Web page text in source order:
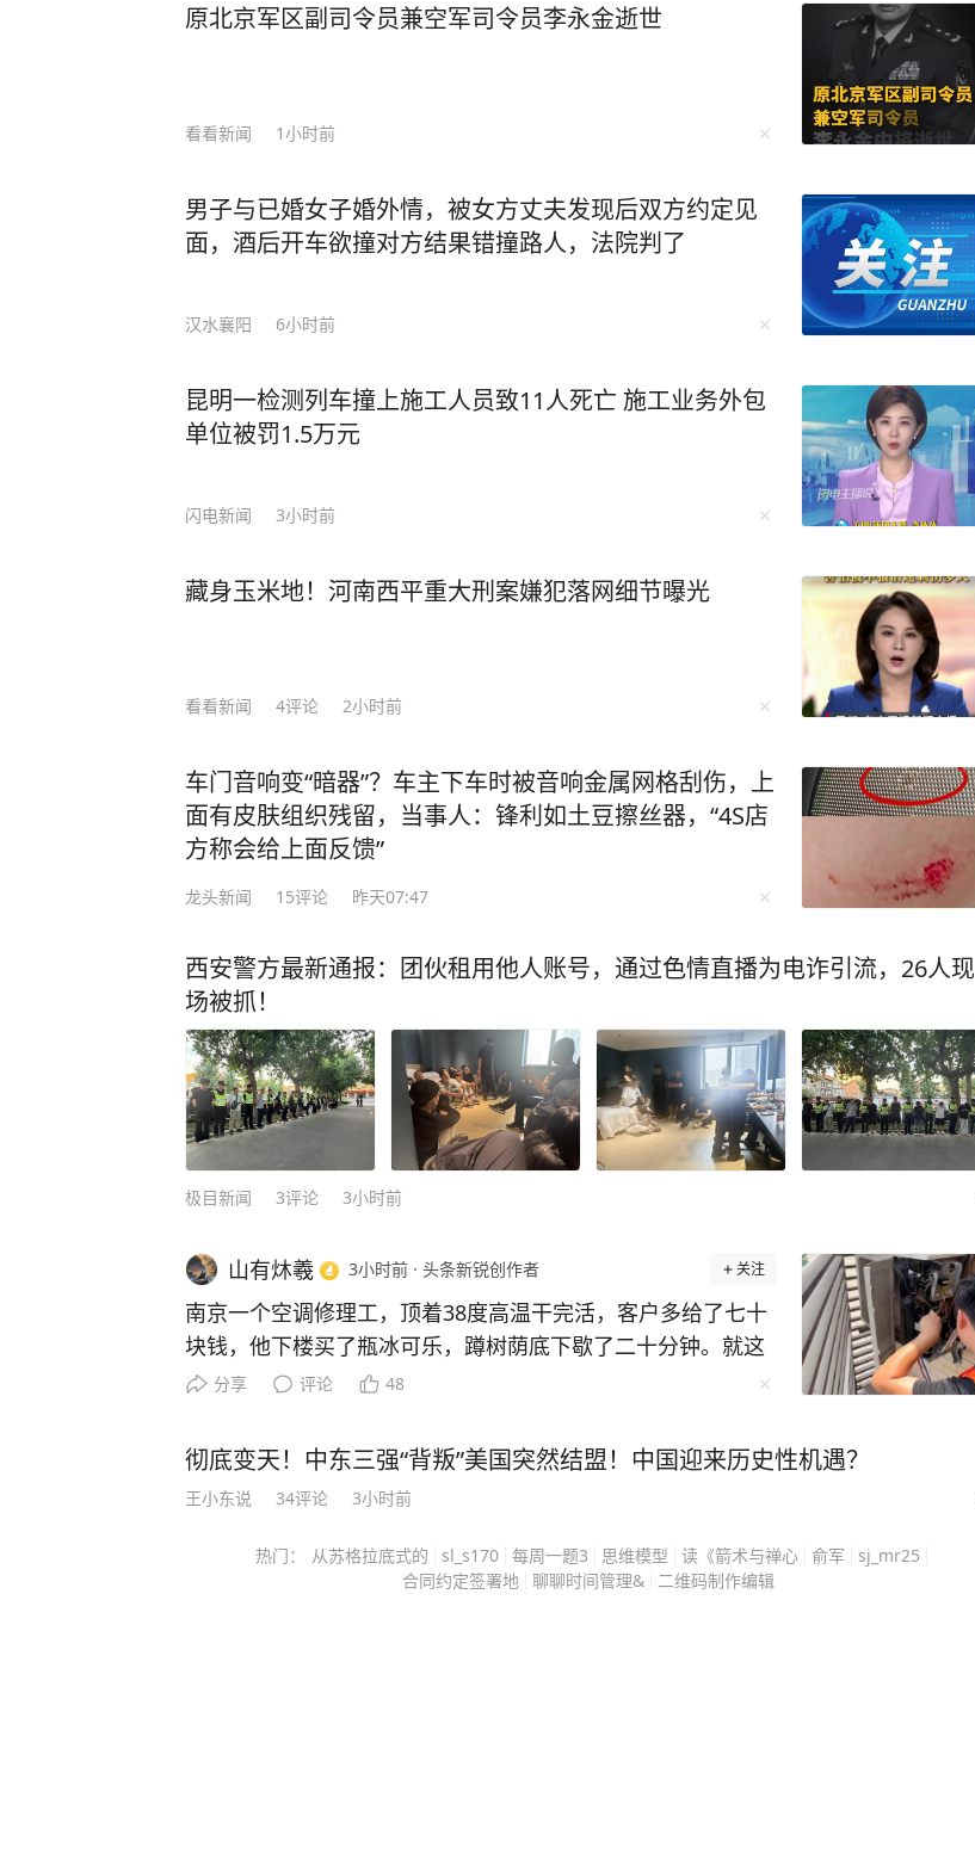
原北京军区副司令员兼空军司令员李永金逝世
看看新闻 1小时前
男子与已婚女子婚外情，被女方丈夫发现后双方约定见
面，酒后开车欲撞对方结果错撞路人，法院判了
汉水襄阳 6小时前
昆明一检测列车撞上施工人员致11人死亡 施工业务外包
单位被罚1.5万元
闪电新闻 3小时前
藏身玉米地！河南西平重大刑案嫌犯落网细节曝光
看看新闻 4评论 2小时前
车门音响变“暗器”？车主下车时被音响金属网格刮伤，上
面有皮肤组织残留，当事人：锋利如土豆擦丝器，“4S店
方称会给上面反馈”
龙头新闻 15评论 昨天07:47
西安警方最新通报：团伙租用他人账号，通过色情直播为电诈引流，26人现
场被抓！
极目新闻 3评论 3小时前
山有炑羲 3小时前 · 头条新锐创作者 关注
南京一个空调修理工，顶着38度高温干完活，客户多给了七十
块钱，他下楼买了瓶冰可乐，蹲树荫底下歇了二十分钟。就这
画面，把客户一个大男人看得鼻子发酸。事情是这样的。 南京
外接近三十八摄氏度，普通人在太阳底下站一会儿都难受，他
却要面对被太阳晒透的空调外机。 等活干完，衣服已经湿了一
大片，客户看在眼里，结账时主动多给了七十元。 客户原本觉
得，这不过是一点高温辛苦费，维修空调听起来就是找故障、
换零件，可真正碰上外机装在窗外，性质就完全不同了。 师傅
分享 评论 48
彻底变天！中东三强“背叛”美国突然结盟！中国迎来历史性机遇？
王小东说 34评论 3小时前
热门： 从苏格拉底式的 sl_s170 每周一题3 思维模型 读《箭术与禅心 俞军
sj_mr25
合同约定签署地 聊聊时间管理& 二维码制作编辑